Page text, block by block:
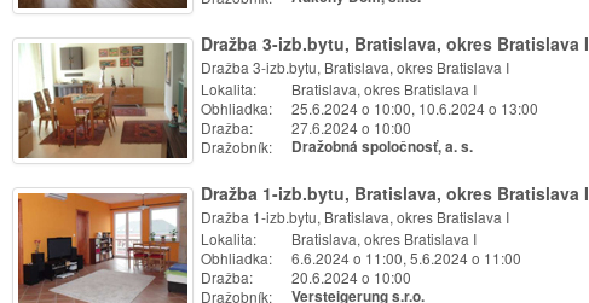
Dražba 3-izb.bytu, Bratislava, okres Bratislava I
Dražba 3-izb.bytu, Bratislava, okres Bratislava I
Lokalita:
Bratislava, okres Bratislava I
Obhliadka:
25.6.2024 o 10:00, 10.6.2024 o 13:00
Dražba:
27.6.2024 o 10:00
Dražobník:
Dražobná spoločnosť, a. s.
Dražba 1-izb.bytu, Bratislava, okres Bratislava I
Dražba 1-izb.bytu, Bratislava, okres Bratislava I
Lokalita:
Bratislava, okres Bratislava I
Obhliadka:
6.6.2024 o 11:00, 5.6.2024 o 11:00
Dražba:
20.6.2024 o 10:00
Dražobník:
Versteigerung s.r.o.